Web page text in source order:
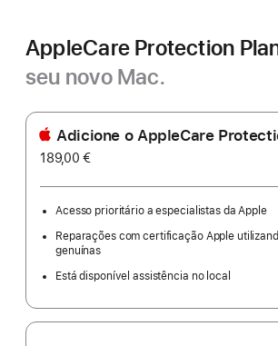
AppleCare Protection
seu novo Mac.
Adicione o AppleCare
189,00 €
Acesso prioritário a especialistas da Apple
Reparações com certificação Apple
genuínas
Está disponível assistência no local